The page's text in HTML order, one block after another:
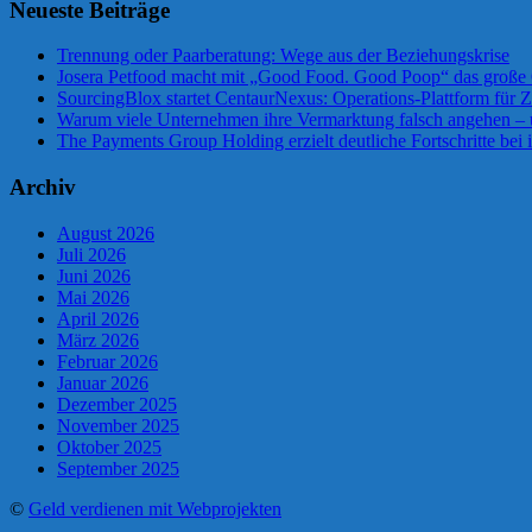
Neueste Beiträge
Trennung oder Paarberatung: Wege aus der Beziehungskrise
Josera Petfood macht mit „Good Food. Good Poop“ das
SourcingBlox startet CentaurNexus: Operations-Plattform für
Warum viele Unternehmen ihre Vermarktung falsch angehen
The Payments Group Holding erzielt deutliche Fortschritte bei
Archiv
August 2026
Juli 2026
Juni 2026
Mai 2026
April 2026
März 2026
Februar 2026
Januar 2026
Dezember 2025
November 2025
Oktober 2025
September 2025
© Geld verdienen mit Webprojekten